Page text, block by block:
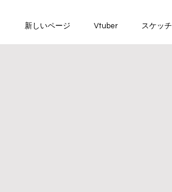
新しいページ Vtuber スケッチ